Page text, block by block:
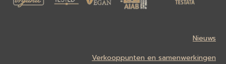
Nieuws
Verkooppunten en samenwerkingen